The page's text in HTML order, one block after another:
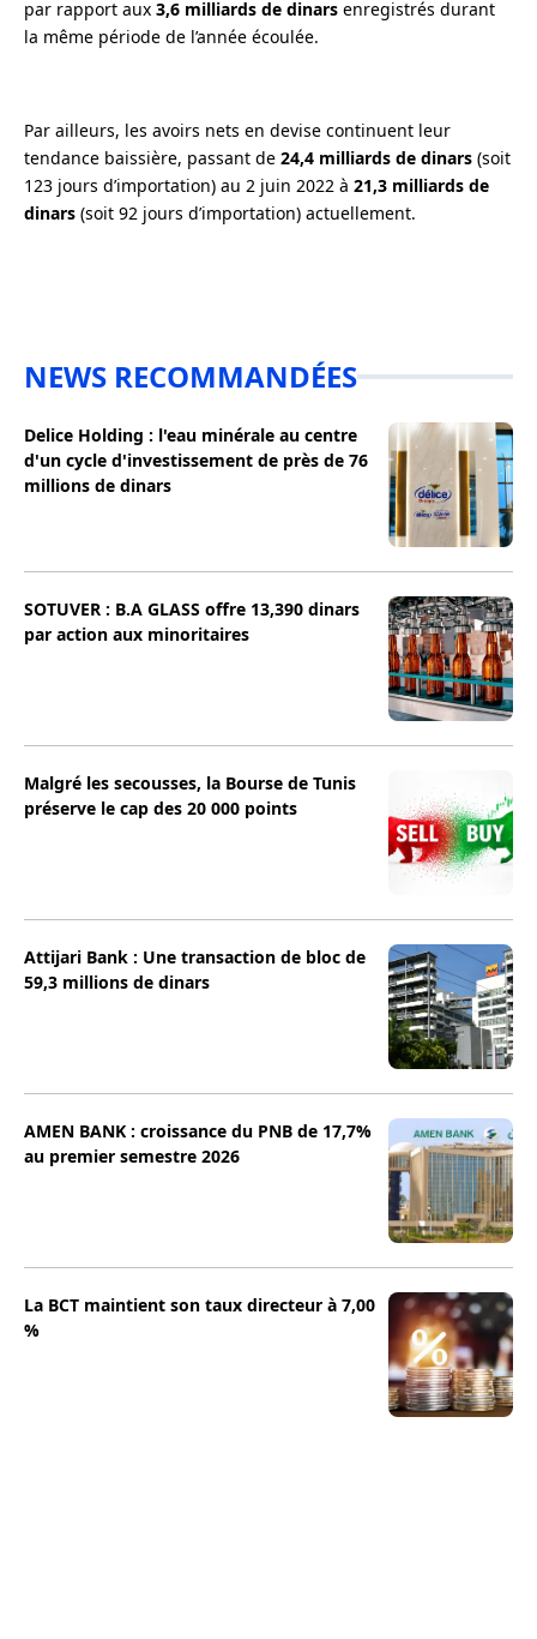
par rapport aux 3,6 milliards de dinars enregistrés durant
la même période de l’année écoulée.
Par ailleurs, les avoirs nets en devise continuent leur
tendance baissière, passant de 24,4 milliards de dinars (soit
123 jours d’importation) au 2 juin 2022 à 21,3 milliards de
dinars (soit 92 jours d’importation) actuellement.
NEWS RECOMMANDÉES
Delice Holding : l'eau minérale au centre
d'un cycle d'investissement de près de 76
millions de dinars
SOTUVER : B.A GLASS offre 13,390 dinars
par action aux minoritaires
Malgré les secousses, la Bourse de Tunis
préserve le cap des 20 000 points
Attijari Bank : Une transaction de bloc de
59,3 millions de dinars
AMEN BANK : croissance du PNB de 17,7%
au premier semestre 2026
La BCT maintient son taux directeur à 7,00
%